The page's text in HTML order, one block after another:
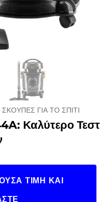
ΓΙΑ ΤΟ ΣΠΊΤΙ
Καλύτερο Τεστ
ΤΙΜΉ ΚΑΙ